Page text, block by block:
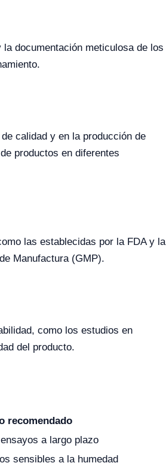
documentación meticulosa de los
calidad y en la producción de
productos en diferentes
las establecidas por la FDA y la
Manufactura (GMP).
como los estudios en
del producto.
recomendado
a largo plazo
sensibles a la humedad